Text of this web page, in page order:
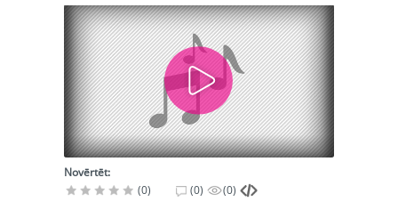
Novērtēt:
(0)
(0) (0)